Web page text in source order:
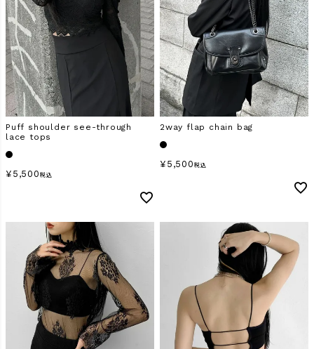
Puff shoulder see-through
lace tops
¥ 5,500 税込
2way flap chain bag
¥ 5,500 税込